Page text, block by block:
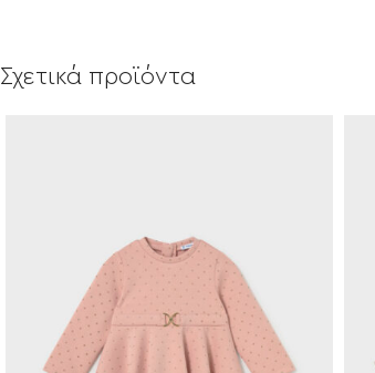
Σχετικά προϊόντα